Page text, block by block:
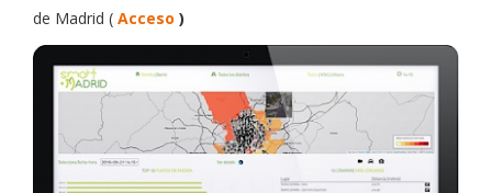
de Madrid ( Acceso )